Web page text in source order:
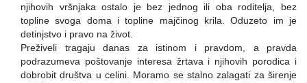
njihovih vršnjaka ostalo je bez jednog ili oba roditelja, bez
topline svoga doma i topline majčinog krila. Oduzeto im je
detinjstvo i pravo na život.
Preživeli tragaju danas za istinom i pravdom, a pravda
podrazumeva poštovanje interesa žrtava i njihovih porodica i
dobrobit društva u celini. Moramo se stalno zalagati za širenje